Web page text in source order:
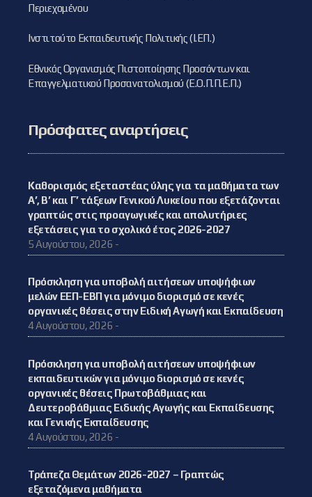
Περιεχομένου
Ινστιτούτο Εκπαιδευτικής Πολιτικής (Ι.ΕΠ.)
Εθνικός Οργανισμός Πιστοποίησης Προσόντων και
Επαγγελματικού Προσανατολισμού (Ε.Ο.Π.Π.Ε.Π.)
Πρόσφατες αναρτήσεις
Καθορισμός εξεταστέας ύλης για τα μαθήματα των
Α’, Β’ και Γ’ τάξεων Γενικού Λυκείου που εξετάζονται
γραπτώς στις προαγωγικές και απολυτήριες
εξετάσεις για το σχολικό έτος 2026-2027
5 Αυγούστου, 2026 -
Πρόσκληση για υποβολή αιτήσεων υποψήφιων
μελών ΕΕΠ-ΕΒΠ για μόνιμο διορισμό σε κενές
οργανικές θέσεις στην Ειδική Αγωγή και Εκπαίδευση
4 Αυγούστου, 2026 -
Πρόσκληση για υποβολή αιτήσεων υποψήφιων
εκπαιδευτικών για μόνιμο διορισμό σε κενές
οργανικές θέσεις Πρωτοβάθμιας και
Δευτεροβάθμιας Ειδικής Αγωγής και Εκπαίδευσης
και Γενικής Εκπαίδευσης
4 Αυγούστου, 2026 -
Τράπεζα Θεμάτων 2026-2027 – Γραπτώς
εξεταζόμενα μαθήματα